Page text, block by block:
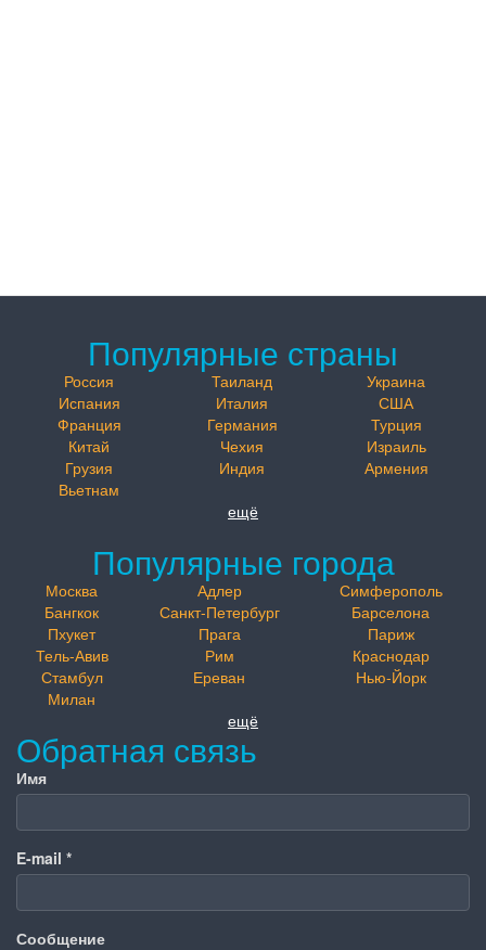
Популярные страны
Россия Таиланд
Украина
Испания
Италия
США
Франция
Германия
Турция
Китай
Чехия
Израиль
Грузия
Индия
Армения
Вьетнам
ещё
Популярные города
Москва Адлер
Симферополь
Бангкок
Санкт-Петербург
Барселона
Пхукет
Прага
Париж
Тель-Авив
Рим
Краснодар
Стамбул
Ереван
Нью-Йорк
Милан
ещё
Обратная связь
Имя
E-mail *
Сообщение